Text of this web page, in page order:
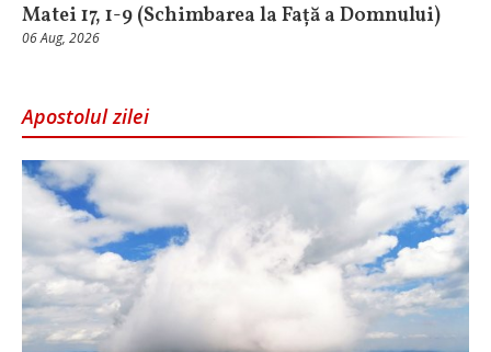
Matei 17, 1-9 (Schimbarea la Față a Domnului)
06 Aug, 2026
Apostolul zilei